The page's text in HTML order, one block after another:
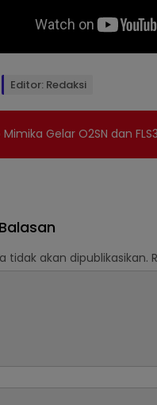
Editor: Redaksi
Gelar O2SN dan
tidak akan dipublikasikan.